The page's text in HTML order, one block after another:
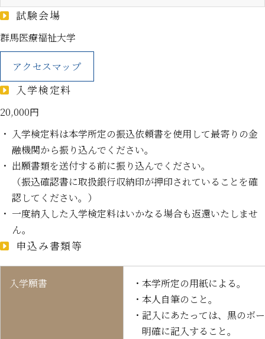
試験会場
群馬医療福祉大学
アクセスマップ
入学検定料
20,000円
・ 入学検定料は本学所定の振込依頼書を使用して最寄りの金
融機関から振り込んでください。
・ 出願書類を送付する前に振り込んでください。
（振込確認書に取扱銀行収納印が押印されていることを確
認してください。）
・ 一度納入した入学検定料はいかなる場合も返還いたしませ
ん。
申込み書類等
入学願書
・本学所定の用紙による。
・本人自筆のこと。
・記入にあたっては、黒のボ
明確に記入すること。